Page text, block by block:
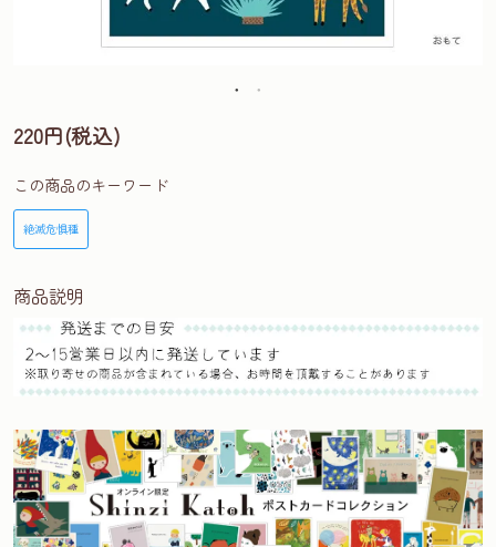
220円(税込)
この商品のキーワード
絶滅危惧種
商品説明